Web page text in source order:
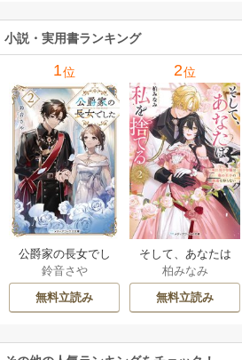
したか 1巻
小説・実用書ランキング
1位
公爵家の長女でし
た
鈴音さや
無料立読み
2位
そして、あなたは
私を捨てる
柏みなみ
無料立読み